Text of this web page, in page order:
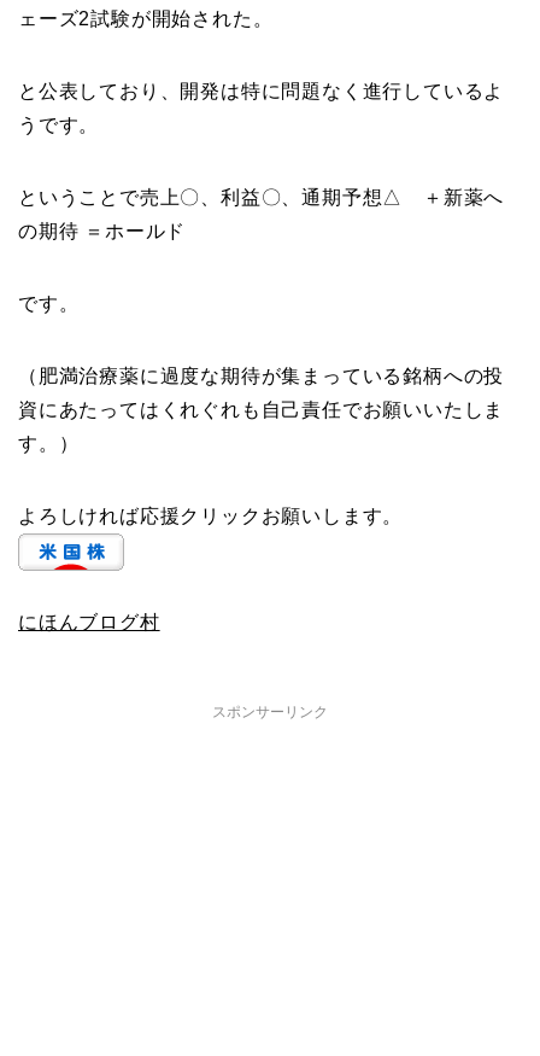
ェーズ2試験が開始された。
と公表しており、開発は特に問題なく進行しているよ
うです。
ということで売上〇、利益〇、通期予想△ ＋新薬へ
の期待 ＝ホールド
です。
（肥満治療薬に過度な期待が集まっている銘柄への投
資にあたってはくれぐれも自己責任でお願いいたしま
す。）
よろしければ応援クリックお願いします。
にほんブログ村
スポンサーリンク